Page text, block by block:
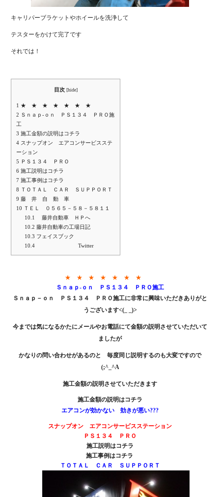
キャリパーブラケットやホイールを洗浄して
テスターをかけて完了です
それでは！
目次 [hide]
1 ★ ★ ★ ★ ★ ★ ★
2 Ｓｎａｐ-ｏｎ ＰＳ１３４ ＰＲＯ施
工
3 施工金額の説明はコチラ
4 スナップオン エアコンサービスステ
ーション
5 ＰＳ１３４ ＰＲＯ
6 施工説明はコチラ
7 施工事例はコチラ
8 ＴＯＴＡＬ ＣＡＲ ＳＵＰＰＯＲＴ
9 藤 井 自 動 車
10 ＴＥＬ ０５６５－５８－５８１１
10.1
藤井自動車 ＨＰへ
10.2 藤井自動車の工場日記
10.3 フェイスブック
10.4 Twitter
★ ★ ★ ★ ★ ★ ★
Ｓｎａｐ-ｏｎ ＰＳ１３４ ＰＲＯ施工
Ｓｎａｐ－ｏｎ ＰＳ１３４ ＰＲＯ施工に非常に興味いただきありがと
うございます<(_ _)>
今までは気になるかたにメールやお電話にて金額の説明させていただいて
ましたが
かなりの問い合わせがあるのと 毎度同じ説明するのも大変ですので
(;^_^A
施工金額の説明させていただきます
施工金額の説明はコチラ
エアコンが効かない 効きが悪い???
スナップオン エアコンサービスステーション
ＰＳ１３４ ＰＲＯ
施工説明はコチラ
施工事例はコチラ
ＴＯＴＡＬ ＣＡＲ ＳＵＰＰＯＲＴ